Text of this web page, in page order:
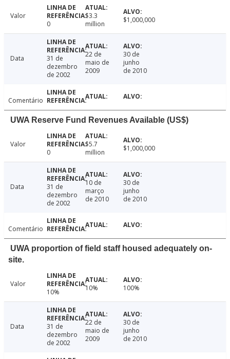
Valor
0
$3.3
million
$1,000,000
Data
31 de
dezembro
de 2002
22 de
maio de
2009
30 de
junho
de 2010
Comentário
UWA Reserve Fund Revenues Available (US$)
Valor
0
$5.7
million
$1,000,000
Data
31 de
dezembro
de 2002
10 de
março
de 2010
30 de
junho
de 2010
Comentário
UWA proportion of field staff housed adequately on-
site.
Valor
10%
10% 100%
Data
31 de
dezembro
de 2002
22 de
maio de
2009
30 de
junho
de 2010